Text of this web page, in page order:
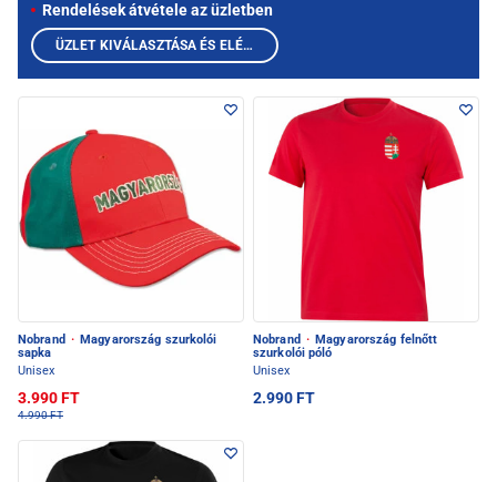
Nobrand · Magyarország szurkolói
sapka
Unisex
3.990 FT
4.990 FT
Nobrand · Magyarország felnőtt
szurkolói póló
Unisex
2.990 FT
Rendelések átvétele az üzletben
ÜZLET KIVÁLASZTÁSA ÉS ELÉRHETŐ TERMÉKEK MEGTEKINTÉSE